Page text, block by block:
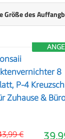
Größe des
8
P-4
Zuhause &
€